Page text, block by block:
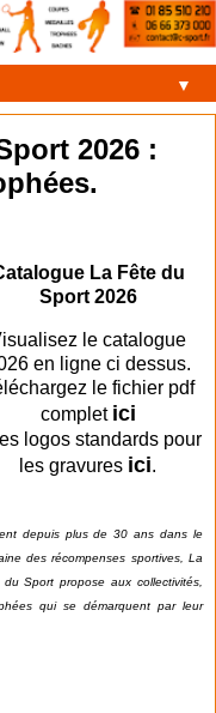
▼
2026 :
La Fête du
Sport 2026
le catalogue
en ligne ci dessus.
le fichier pdf
complet ici
logos standards pour
les gravures ici.
depuis plus de 30 ans dans le
des récompenses sportives, La
du Sport propose aux collectivités,
qui se démarquent par leur